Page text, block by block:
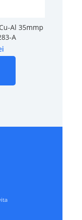
Al 35mmp
A